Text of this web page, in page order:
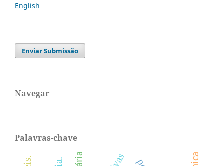
English
Enviar Submissão
Navegar
Palavras-chave